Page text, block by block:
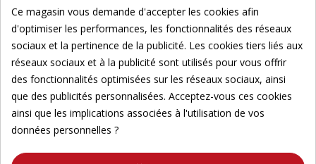
Newsletter
Inscrivez-vous à notre newsletter pour suivre nos
actualités.
Ce magasin vous demande d'accepter les cookies afin
d'optimiser les performances, les fonctionnalités des réseaux
sociaux et la pertinence de la publicité. Les cookies tiers liés aux
réseaux sociaux et à la publicité sont utilisés pour vous offrir
des fonctionnalités optimisées sur les réseaux sociaux, ainsi
que des publicités personnalisées. Acceptez-vous ces cookies
ainsi que les implications associées à l'utilisation de vos
données personnelles ?